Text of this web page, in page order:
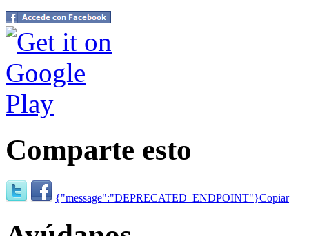
Comparte esto
{"message":"DEPRECATED_ENDPOINT"}Copiar